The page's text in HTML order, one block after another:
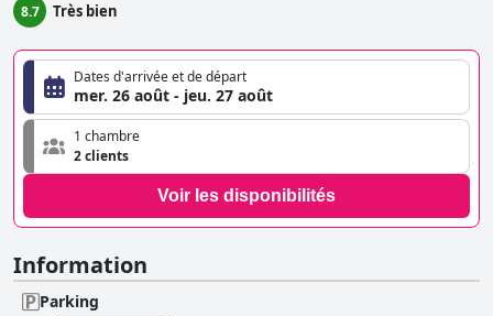
8.7 Très bien
Dates d'arrivée et de départ
mer. 26 août - jeu. 27 août
1 chambre
2 clients
Voir les disponibilités
Information
Parking